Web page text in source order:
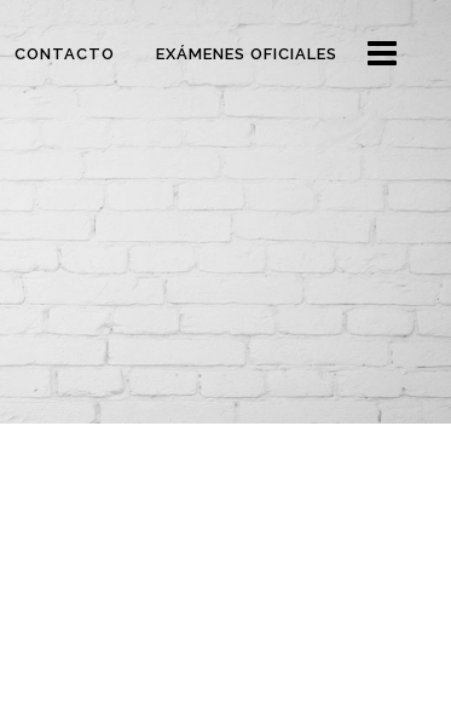
CONTACTO EXÁMENES OFICIALES